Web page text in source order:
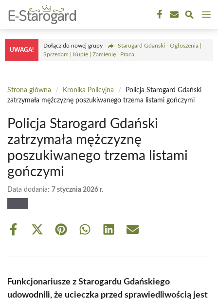
treści
UWAGA!
Dołącz do nowej grupy
Starogard Gdański - Ogłoszenia |
Sprzedam | Kupię | Zamienię | Praca
Strona główna / Kronika Policyjna /
Policja Starogard Gdański
zatrzymała mężczyznę poszukiwanego trzema listami gończymi
Policja Starogard Gdański
zatrzymała mężczyznę
poszukiwanego trzema listami
gończymi
Data dodania: 7 stycznia 2026 r.
Share
Share
(Twitter)
Share Share Share Share
Funkcjonariusze z Starogardu Gdańskiego
udowodnili, że ucieczka przed sprawiedliwością jest